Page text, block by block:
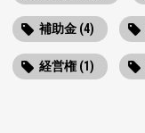
補助金 (4)
経営権 (1)